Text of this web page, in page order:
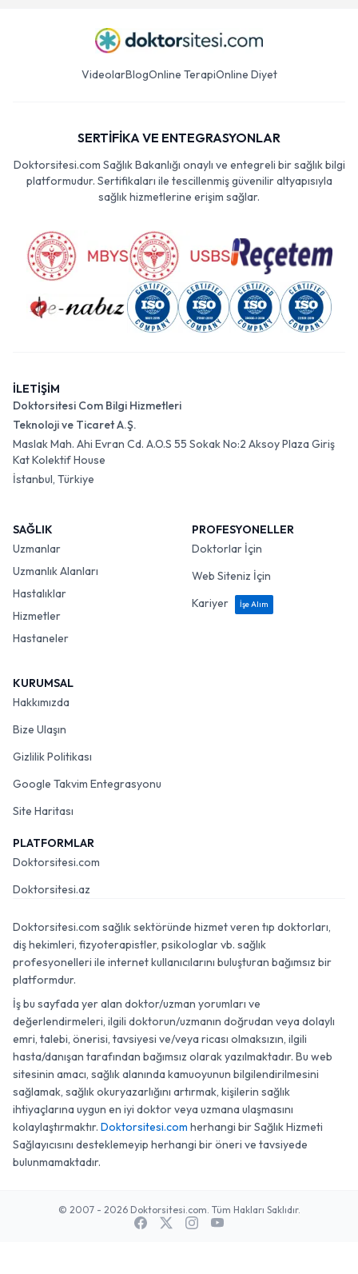
VideolarBlogOnline TerapiOnline Diyet
SERTİFİKA VE ENTEGRASYONLAR
Doktorsitesi.com Sağlık Bakanlığı onaylı ve entegreli bir sağlık bilgi
platformudur. Sertifikaları ile tescillenmiş güvenilir altyapısıyla
sağlık hizmetlerine erişim sağlar.
İLETİŞİM
Doktorsitesi Com Bilgi Hizmetleri
Teknoloji ve Ticaret A.Ş.
Maslak Mah. Ahi Evran Cd. A.O.S 55 Sokak No:2 Aksoy Plaza Giriş
Kat Kolektif House
İstanbul, Türkiye
SAĞLIK
Uzmanlar
Uzmanlık Alanları
Hastalıklar
Hizmetler
Hastaneler
PROFESYONELLER
Doktorlar İçin
Web Siteniz İçin
Kariyer
İşe Alım
KURUMSAL
Hakkımızda
Bize Ulaşın
Gizlilik Politikası
Google Takvim Entegrasyonu
Site Haritası
PLATFORMLAR
Doktorsitesi.com
Doktorsitesi.az
Doktorsitesi.com sağlık sektöründe hizmet veren tıp doktorları,
diş hekimleri, fizyoterapistler, psikologlar vb. sağlık
profesyonelleri ile internet kullanıcılarını buluşturan bağımsız bir
platformdur.
İş bu sayfada yer alan doktor/uzman yorumları ve
değerlendirmeleri, ilgili doktorun/uzmanın doğrudan veya dolaylı
emri, talebi, önerisi, tavsiyesi ve/veya ricası olmaksızın, ilgili
hasta/danışan tarafından bağımsız olarak yazılmaktadır. Bu web
sitesinin amacı, sağlık alanında kamuoyunun bilgilendirilmesini
sağlamak, sağlık okuryazarlığını artırmak, kişilerin sağlık
ihtiyaçlarına uygun en iyi doktor veya uzmana ulaşmasını
kolaylaştırmaktır. Doktorsitesi.com herhangi bir Sağlık Hizmeti
Sağlayıcısını desteklemeyip herhangi bir öneri ve tavsiyede
bulunmamaktadır.
© 2007 - 2026 Doktorsitesi.com. Tüm Hakları Saklıdır.